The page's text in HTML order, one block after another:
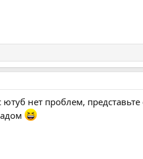
ютуб нет проблем,